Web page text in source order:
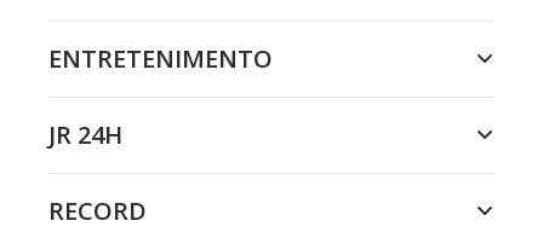
ENTRETENIMENTO
JR 24H
RECORD